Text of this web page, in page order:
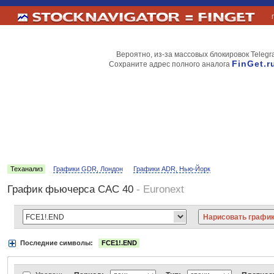
Вероятно, из-за массовых блокировок
Сохраните адрес полного аналога
Теханализ Графики GDR, Лондон Графики ADR, Нью-Йорк
График фьючерса CAC 40 - Euronext
Последние символы:
FCE1!.END
АДР Нью-Йорк:
Вымпелком Газпром Газпромнефть Киви ЛУКойл